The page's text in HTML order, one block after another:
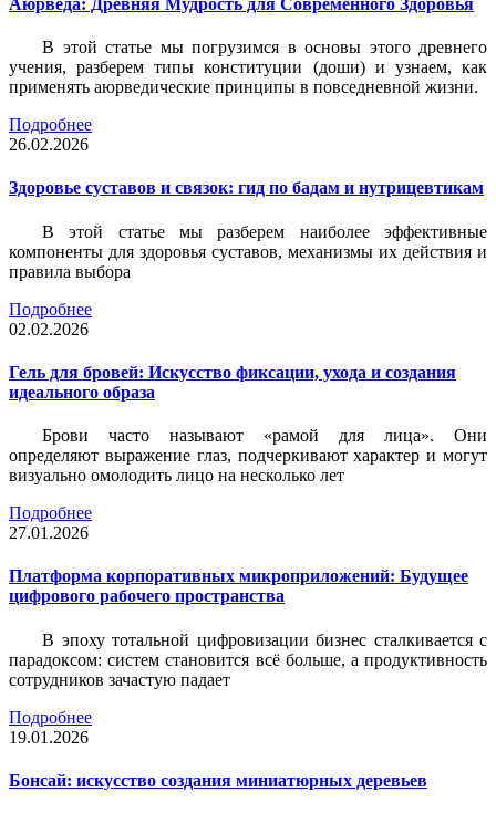
В этой статье мы погрузимся в основы этого древнего
учения, разберем типы конституции (доши) и узнаем, как
применять аюрведические принципы в повседневной жизни.
Подробнее
26.02.2026
Здоровье суставов и связок: гид по бадам и нутрицевтикам
В этой статье мы разберем наиболее эффективные
компоненты для здоровья суставов, механизмы их действия и
правила выбора
Подробнее
02.02.2026
Гель для бровей: Искусство фиксации, ухода и создания
идеального образа
Брови часто называют «рамой для лица». Они
определяют выражение глаз, подчеркивают характер и могут
визуально омолодить лицо на несколько лет
Подробнее
27.01.2026
Платформа корпоративных микроприложений: Будущее
цифрового рабочего пространства
В эпоху тотальной цифровизации бизнес сталкивается с
парадоксом: систем становится всё больше, а продуктивность
сотрудников зачастую падает
Подробнее
19.01.2026
Бонсай: искусство создания миниатюрных деревьев